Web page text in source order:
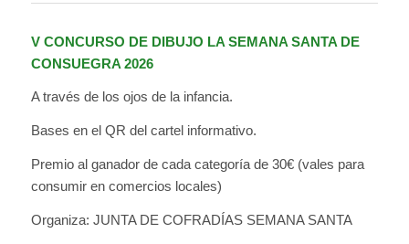
V CONCURSO DE DIBUJO LA SEMANA SANTA DE
CONSUEGRA 2026
A través de los ojos de la infancia.
Bases en el QR del cartel informativo.
Premio al ganador de cada categoría de 30€ (vales para
consumir en comercios locales)
Organiza: JUNTA DE COFRADÍAS SEMANA SANTA